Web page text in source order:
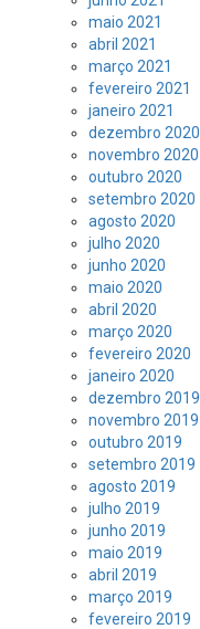
maio 2021
abril 2021
março 2021
fevereiro 2021
janeiro 2021
dezembro 2020
novembro 2020
outubro 2020
setembro 2020
agosto 2020
julho 2020
junho 2020
maio 2020
abril 2020
março 2020
fevereiro 2020
janeiro 2020
dezembro 2019
novembro 2019
outubro 2019
setembro 2019
agosto 2019
julho 2019
junho 2019
maio 2019
abril 2019
março 2019
fevereiro 2019